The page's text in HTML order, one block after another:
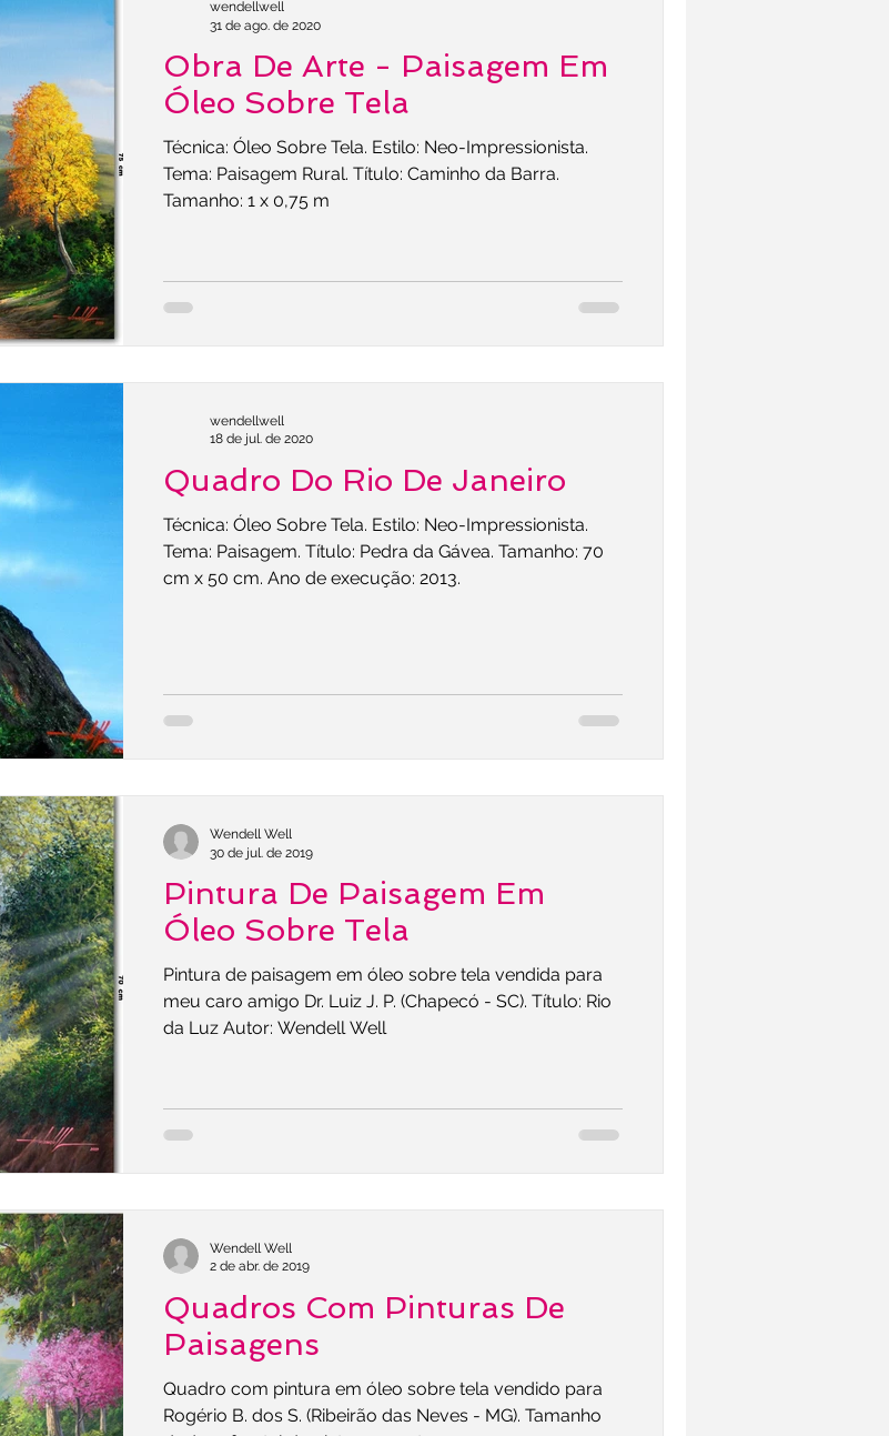
Obra De Arte - Paisagem Em
Óleo Sobre Tela
Técnica: Óleo Sobre Tela. Estilo: Neo-Impressionista.
Tema: Paisagem Rural. Título: Caminho da Barra.
Tamanho: 1 x 0,75 m
wendellwell
31 de ago. de 2020
Quadro Do Rio De Janeiro
Técnica: Óleo Sobre Tela. Estilo: Neo-Impressionista.
Tema: Paisagem. Título: Pedra da Gávea. Tamanho: 70
cm x 50 cm. Ano de execução: 2013.
wendellwell
18 de jul. de 2020
Pintura De Paisagem Em
Óleo Sobre Tela
Pintura de paisagem em óleo sobre tela vendida para
meu caro amigo Dr. Luiz J. P. (Chapecó - SC). Título: Rio
da Luz Autor: Wendell Well
Wendell Well
30 de jul. de 2019
Quadros Com Pinturas De
Paisagens
Quadro com pintura em óleo sobre tela vendido para
Rogério B. dos S. (Ribeirão das Neves - MG). Tamanho
Wendell Well
2 de abr. de 2019